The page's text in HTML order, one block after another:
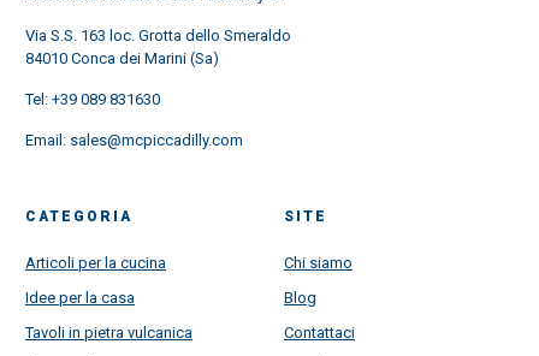
Via S.S. 163 loc. Grotta dello Smeraldo
84010 Conca dei Marini (Sa)
Tel: +39 089 831630
Email: sales@mcpiccadilly.com
CATEGORIA
Articoli per la cucina
Idee per la casa
Tavoli in pietra vulcanica
SITE
Chi siamo
Blog
Contattaci